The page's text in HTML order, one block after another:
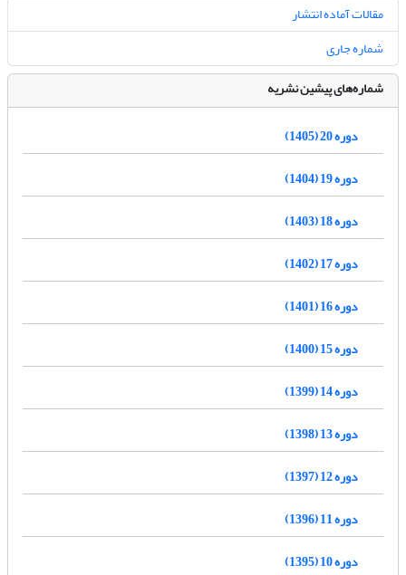
مقالات آماده انتشار
شماره جاری
شماره‌های پیشین نشریه
دوره 20 (1405)
دوره 19 (1404)
دوره 18 (1403)
دوره 17 (1402)
دوره 16 (1401)
دوره 15 (1400)
دوره 14 (1399)
دوره 13 (1398)
دوره 12 (1397)
دوره 11 (1396)
دوره 10 (1395)